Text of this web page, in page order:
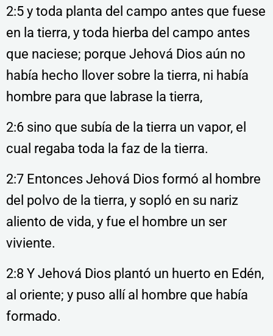
2:5 y toda planta del campo antes que fuese
en la tierra, y toda hierba del campo antes
que naciese; porque Jehová Dios aún no
había hecho llover sobre la tierra, ni había
hombre para que labrase la tierra,
2:6 sino que subía de la tierra un vapor, el
cual regaba toda la faz de la tierra.
2:7 Entonces Jehová Dios formó al hombre
del polvo de la tierra, y sopló en su nariz
aliento de vida, y fue el hombre un ser
viviente.
2:8 Y Jehová Dios plantó un huerto en Edén,
al oriente; y puso allí al hombre que había
formado.